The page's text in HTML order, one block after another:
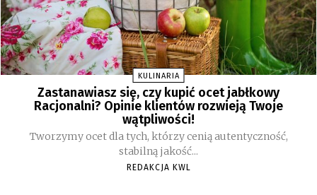
KULINARIA
Zastanawiasz się, czy kupić ocet jabłkowy
Racjonalni? Opinie klientów rozwieją Twoje
wątpliwości!
Tworzymy ocet dla tych, którzy cenią autentyczność,
stabilną jakość...
REDAKCJA KWL